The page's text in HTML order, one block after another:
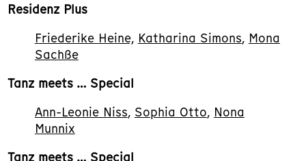
Residenz Plus
Friederike Heine, Katharina Simons, Mona
Sachße
Tanz meets … Special
Ann-Leonie Niss, Sophia Otto, Nona
Munnix
Tanz meets … Special